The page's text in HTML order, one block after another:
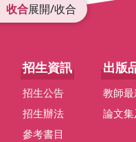
展開/收合
招生資訊
招生公告
招生辦法
參考書目
出版
教師
論文